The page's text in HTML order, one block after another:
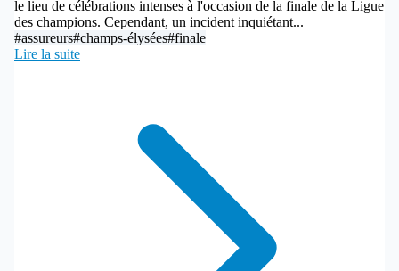
le lieu de célébrations intenses à l'occasion de la finale de la Ligue
des champions. Cependant, un incident inquiétant...
#assureurs#champs-élysées#finale
Lire la suite